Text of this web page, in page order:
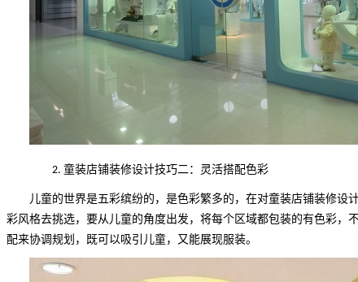
2. 童装店铺装修设计技巧二：灵活搭配色彩
儿童的世界是五彩缤纷的，是色彩繁多的，在对童装店铺装修
彩风格去挑选，要从儿童的角度出发，将每个区域都包装的有色彩
配来协调规划，既可以吸引儿童，又能展现服装。